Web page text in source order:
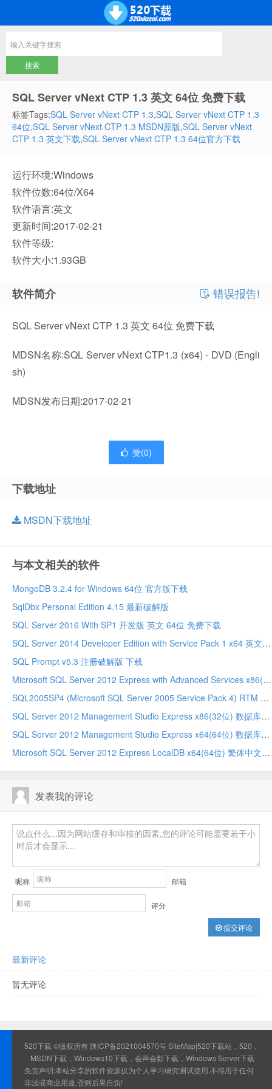
SQL Server vNext CTP 1.3 英文 64位 免费下载
标签Tags:SQL Server vNext CTP 1.3,SQL Server vNext CTP 1.3
64位,SQL Server vNext CTP 1.3 MSDN原版,SQL Server vNext
CTP 1.3 英文下载,SQL Server vNext CTP 1.3 64位官方下载
运行环境:Windows
软件位数:64位/X64
软件语言:英文
更新时间:2017-02-21
软件等级:
软件大小:1.93GB
软件简介 错误报告!
SQL Server vNext CTP 1.3 英文 64位 免费下载
MDSN名称:SQL Server vNext CTP1.3 (x64) - DVD (Engli
sh)
MDSN发布日期:2017-02-21
赞(0)
下载地址
MSDN下载地址
与本文相关的软件
MongoDB 3.2.4 for Windows 64位 官方版下载
SqlDbx Personal Edition 4.15 最新破解版
SQL Server 2016 With SP1 开发版 英文 64位 免费下载
SQL Server 2014 Developer Edition with Service Pack 1 x64 英文版 下载
SQL Prompt v5.3 注册破解版 下载
Microsoft SQL Server 2012 Express with Advanced Services x86(32位) 繁体中文 免费下载
SQL2005SP4 (Microsoft SQL Server 2005 Service Pack 4) RTM 32位/64位 简体中文 官方版下载
SQL Server 2012 Management Studio Express x86(32位) 数据库管理工具 繁体中文 下载
SQL Server 2012 Management Studio Express x64(64位) 数据库管理工具 简体中文 下载
Microsoft SQL Server 2012 Express LocalDB x64(64位) 繁体中文版下载
发表我的评论
昵称 邮箱
评分
提交评论
最新评论
暂无评论
520下载 ©版权所有陕ICP备2021004570号SiteMap|520下载站，520，
MSDN下载，Windows10下载，会声会影下载，Windows Server下载
免责声明:本站分享的软件资源仅为个人学习研究测试使用,不得用于任何
非法或商业用途,否则后果自负!